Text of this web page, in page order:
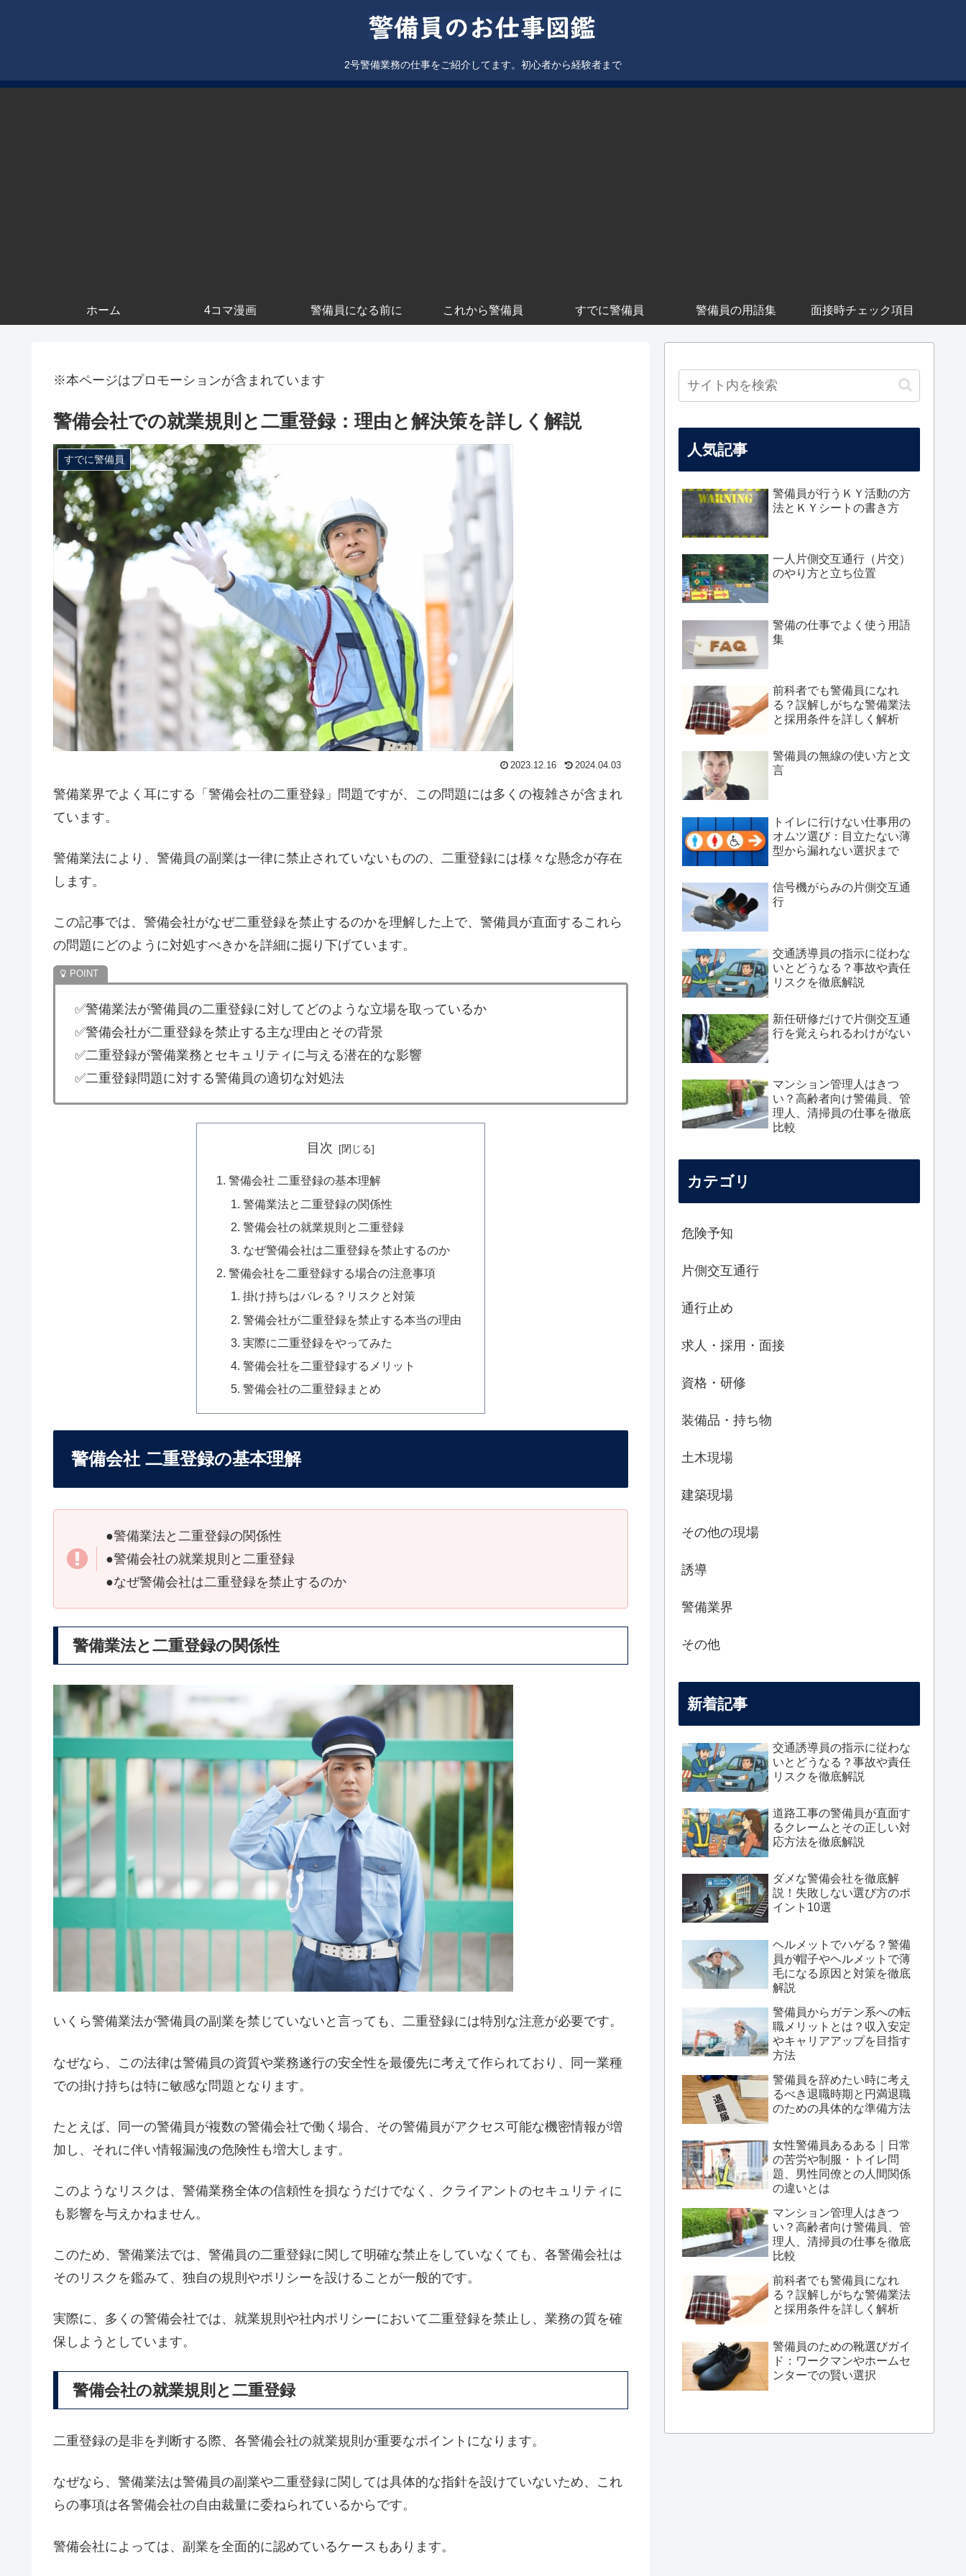
2号警備業務の仕事をご紹介してます。初心者から経験者まで
ホーム 4コマ漫画 警備員になる前に これから警備員 すでに警備員 警備員の用語集 面接時チェック項目
※本ページはプロモーションが含まれています
警備会社での就業規則と二重登録：理由と解決策を詳しく解説
すでに警備員
2023.12.16 2024.04.03
警備業界でよく耳にする「警備会社の二重登録」問題ですが、この問題には多くの複雑さが含まれ
ています。
警備業法により、警備員の副業は一律に禁止されていないものの、二重登録には様々な懸念が存在
します。
この記事では、警備会社がなぜ二重登録を禁止するのかを理解した上で、警備員が直面するこれら
の問題にどのように対処すべきかを詳細に掘り下げています。
✅警備業法が警備員の二重登録に対してどのような立場を取っているか
✅警備会社が二重登録を禁止する主な理由とその背景
✅二重登録が警備業務とセキュリティに与える潜在的な影響
✅二重登録問題に対する警備員の適切な対処法
目次
警備会社 二重登録の基本理解
警備業法と二重登録の関係性
警備会社の就業規則と二重登録
なぜ警備会社は二重登録を禁止するのか
警備会社を二重登録する場合の注意事項
掛け持ちはバレる？リスクと対策
警備会社が二重登録を禁止する本当の理由
実際に二重登録をやってみた
警備会社を二重登録するメリット
警備会社の二重登録まとめ
警備会社 二重登録の基本理解
●警備業法と二重登録の関係性
●警備会社の就業規則と二重登録
●なぜ警備会社は二重登録を禁止するのか
警備業法と二重登録の関係性
いくら警備業法が警備員の副業を禁じていないと言っても、二重登録には特別な注意が必要です。
なぜなら、この法律は警備員の資質や業務遂行の安全性を最優先に考えて作られており、同一業種
での掛け持ちは特に敏感な問題となります。
たとえば、同一の警備員が複数の警備会社で働く場合、その警備員がアクセス可能な機密情報が増
加し、それに伴い情報漏洩の危険性も増大します。
このようなリスクは、警備業務全体の信頼性を損なうだけでなく、クライアントのセキュリティに
も影響を与えかねません。
このため、警備業法では、警備員の二重登録に関して明確な禁止をしていなくても、各警備会社は
そのリスクを鑑みて、独自の規則やポリシーを設けることが一般的です。
実際に、多くの警備会社では、就業規則や社内ポリシーにおいて二重登録を禁止し、業務の質を確
保しようとしています。
警備会社の就業規則と二重登録
二重登録の是非を判断する際、各警備会社の就業規則が重要なポイントになります。
なぜなら、警備業法は警備員の副業や二重登録に関しては具体的な指針を設けていないため、これ
らの事項は各警備会社の自由裁量に委ねられているからです。
警備会社によっては、副業を全面的に認めているケースもあります。
人気記事
警備員が行うＫＹ活動の方
法とＫＹシートの書き方
一人片側交互通行（片交）
のやり方と立ち位置
警備の仕事でよく使う用語
集
前科者でも警備員になれ
る？誤解しがちな警備業法
と採用条件を詳しく解析
警備員の無線の使い方と文
言
トイレに行けない仕事用の
オムツ選び：目立たない薄
型から漏れない選択まで
信号機がらみの片側交互通
行
交通誘導員の指示に従わな
いとどうなる？事故や責任
リスクを徹底解説
新任研修だけで片側交互通
行を覚えられるわけがない
マンション管理人はきつ
い？高齢者向け警備員、管
理人、清掃員の仕事を徹底
比較
カテゴリ
危険予知
片側交互通行
通行止め
求人・採用・面接
資格・研修
装備品・持ち物
土木現場
建築現場
その他の現場
誘導
警備業界
その他
新着記事
交通誘導員の指示に従わな
いとどうなる？事故や責任
リスクを徹底解説
道路工事の警備員が直面す
るクレームとその正しい対
応方法を徹底解説
ダメな警備会社を徹底解
説！失敗しない選び方のポ
イント10選
ヘルメットでハゲる？警備
員が帽子やヘルメットで薄
毛になる原因と対策を徹底
解説
警備員からガテン系への転
職メリットとは？収入安定
やキャリアアップを目指す
方法
警備員を辞めたい時に考え
るべき退職時期と円満退職
のための具体的な準備方法
女性警備員あるある｜日常
の苦労や制服・トイレ問
題、男性同僚との人間関係
の違いとは
マンション管理人はきつ
い？高齢者向け警備員、管
理人、清掃員の仕事を徹底
比較
前科者でも警備員になれ
る？誤解しがちな警備業法
と採用条件を詳しく解析
警備員のための靴選びガイ
ド：ワークマンやホームセ
ンターでの賢い選択